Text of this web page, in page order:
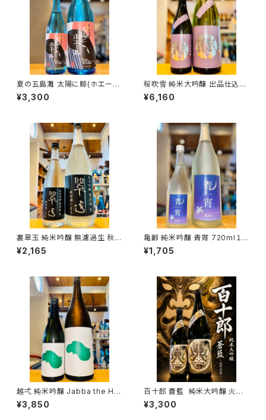
夏の五島灘 太陽に鯨(ホエー
ル) 1800ml１本（五島灘酒造・
長崎県南松浦郡新上五島町）
¥3,300
桜吹雪 純米大吟醸 出品仕込R
7BY（火入）1800ml１本（金光
酒造・広島県東広島市黒瀬町）
¥6,160
裏翠玉 純米吟醸 無濾過生 秋田
酒こまち 720ml１本（両関酒
造・秋田県湯沢市前森）
¥2,165
亀齢 純米吟醸 青宵 720ml１本
（亀齢酒造・広島県東広島市西
条本町）
¥1,705
越弌 純米吟醸 Jabba the H
1800ml１本（株式会社越後鶴
亀・新潟県新潟市西蒲区竹野
¥3,850
百十郎 蒼藍 純米大吟醸 火入
れ 1800ml１本（林本店・岐阜県
各務原市那加新加納町）
¥3,300